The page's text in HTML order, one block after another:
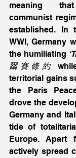
meaning
communist
established. In
WWI, Germany
the humiliating
爾賽條約
territorial gains
the Paris
drove the
Germany and
tide of
Europe. Apart
actively spread